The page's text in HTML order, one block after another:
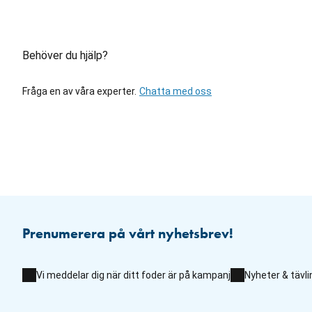
Behöver du hjälp?
Fråga en av våra experter. Chatta med oss
Prenumerera på vårt nyhetsbrev!
Vi meddelar dig när ditt foder är på kampanj Nyheter &